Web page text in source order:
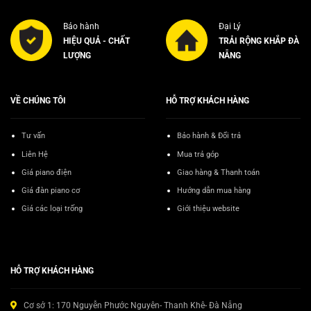
Bảo hành
HIỆU QUẢ - CHẤT
LƯỢNG
Đại Lý
TRẢI RỘNG KHẮP ĐÀ
NẴNG
VỀ CHÚNG TÔI
Tư vấn
Liên Hệ
Giá piano điện
Giá đàn piano cơ
Giá các loại trống
HỖ TRỢ KHÁCH HÀNG
Bảo hành & Đổi trả
Mua trả góp
Giao hàng & Thanh toán
Hướng dẫn mua hàng
Giới thiệu website
HỖ TRỢ KHÁCH HÀNG
Cơ sở 1: 170 Nguyễn Phước Nguyên- Thanh Khê- Đà Nẵng